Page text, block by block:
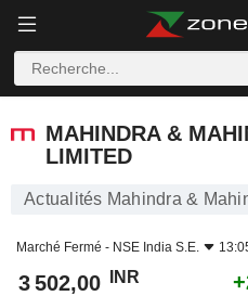
MAHINDRA &
LIMITED
Actualités Mahindra &
Marché Fermé - NSE India S.E.
3 502,00 INR